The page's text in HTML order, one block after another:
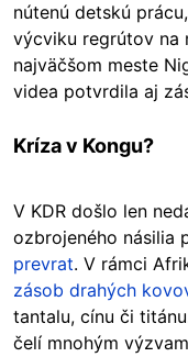
nútenú detskú
výcviku regrútov na
najväčšom meste
videa potvrdila aj
Kríza v Kongu?
V KDR došlo len
ozbrojeného násilia
prevrat. V rámci
zásob drahých
tantalu, cínu či
čelí mnohým